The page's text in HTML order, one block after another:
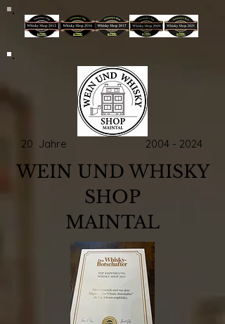
20 Jahre 2004 - 2024
WEIN UND WHISKY
SHOP
MAINTAL